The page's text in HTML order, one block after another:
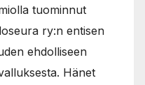
tuominnut
ry:n entisen
ehdolliseen
Hänet